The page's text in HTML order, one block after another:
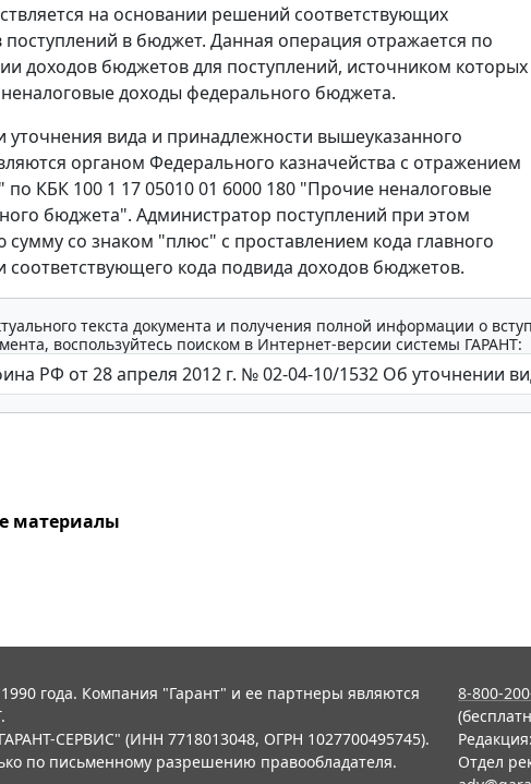
на основании решений соответствующих
в бюджет. Данная операция отражается по
доходов бюджетов для поступлений, источником которых
доходы федерального бюджета.
уточнения вида и принадлежности вышеуказанного
органом Федерального казначейства с отражением
по КБК 100 1 17 05010 01 6000 180 "Прочие неналоговые
бюджета". Администратор поступлений при этом
сумму со знаком "плюс" с проставлением кода главного
соответствующего кода подвида доходов бюджетов.
текста документа и получения полной информации о
воспользуйтесь поиском в Интернет-версии системы ГАРАНТ:
материалы
года. Компания "Гарант" и ее партнеры являются
СЕРВИС" (ИНН 7718013048, ОГРН 1027700495745).
по письменному разрешению правообладателя.
8-800-
Отдел